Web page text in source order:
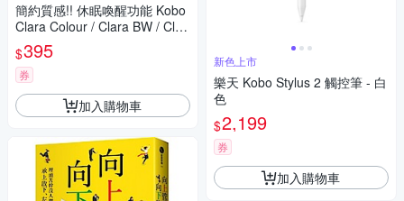
簡約質感!! 休眠喚醒功能 Kobo
Clara Colour / Clara BW / Clar
a 2E 6吋 電子書 保護套 保護殼
橫向 直立 輕鬆轉換 皮套
$395
券
加入購物車
新色上市
樂天 Kobo Stylus 2 觸控筆 - 白
色
$2,199
券
加入購物車